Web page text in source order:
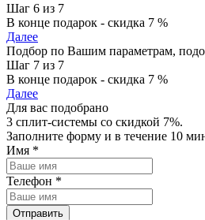
Шаг 6 из 7
В конце подарок - скидка 7 %
Далее
Подбор по Вашим параметрам,
Шаг 7 из 7
В конце подарок - скидка 7 %
Далее
Для вас подобрано
3 сплит-системы со скидкой 7%.
Заполните форму и в течение 10
Имя *
Телефон *
Отправить